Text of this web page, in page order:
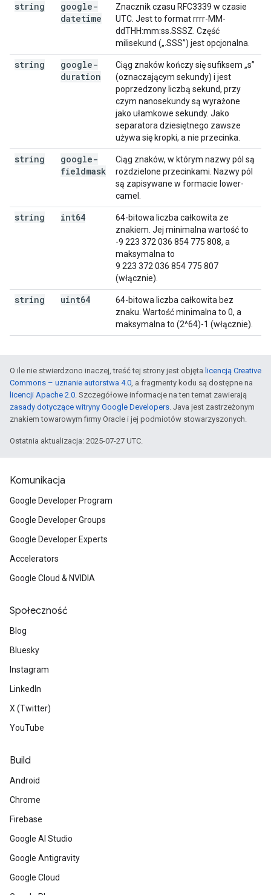
string
google-
datetime
Znacznik czasu RFC3339 w czasie
UTC. Jest to format rrrr-MM-
ddTHH:mm:ss.SSSZ. Część
milisekund („.SSS”) jest opcjonalna.
string
google-
duration
Ciąg znaków kończy się sufiksem „s”
(oznaczającym sekundy) i jest
poprzedzony liczbą sekund, przy
czym nanosekundy są wyrażone
jako ułamkowe sekundy. Jako
separatora dziesiętnego zawsze
używa się kropki, a nie przecinka.
string
google-
fieldmask
Ciąg znaków, w którym nazwy pól są
rozdzielone przecinkami. Nazwy pól
są zapisywane w formacie lower-
camel.
string int64
64-bitowa liczba całkowita ze
znakiem. Jej minimalna wartość to
-9 223 372 036 854 775 808, a
maksymalna to
9 223 372 036 854 775 807
(włącznie).
string uint64
64-bitowa liczba całkowita bez
znaku. Wartość minimalna to 0, a
maksymalna to (2^64)-1 (włącznie).
O ile nie stwierdzono inaczej, treść tej strony jest objęta licencją Creative
Commons – uznanie autorstwa 4.0, a fragmenty kodu są dostępne na
licencji Apache 2.0. Szczegółowe informacje na ten temat zawierają
zasady dotyczące witryny Google Developers. Java jest zastrzeżonym
znakiem towarowym firmy Oracle i jej podmiotów stowarzyszonych.
Ostatnia aktualizacja: 2025-07-27 UTC.
Komunikacja
Google Developer Program
Google Developer Groups
Google Developer Experts
Accelerators
Google Cloud & NVIDIA
Społeczność
Blog
Bluesky
Instagram
LinkedIn
X (Twitter)
YouTube
Build
Android
Chrome
Firebase
Google AI Studio
Google Antigravity
Google Cloud